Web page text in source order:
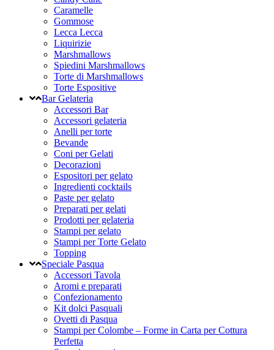
Caramelle
Gommose
Lecca Lecca
Liquirizie
Marshmallows
Spiedini Marshmallows
Torte di Marshmallows
Torte Espositive
Bar Gelateria
Accessori Bar
Accessori gelateria
Anelli per torte
Bevande
Coni per Gelati
Decorazioni
Espositori per gelato
Ingredienti cocktails
Paste per gelato
Preparati per gelati
Prodotti per gelateria
Stampi per gelato
Stampi per Torte Gelato
Topping
Speciale Pasqua
Accessori Tavola
Aromi e preparati
Confezionamento
Kit dolci Pasquali
Ovetti di Pasqua
Stampi per Colombe – Forme in Carta per Cottura
Perfetta